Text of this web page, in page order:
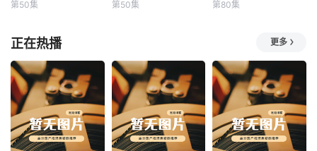
第50集 第50集 第80集
正在热播 更多